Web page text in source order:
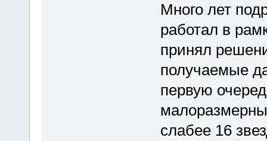
Много лет
работал в
принял
получаемые
первую
слабее 16